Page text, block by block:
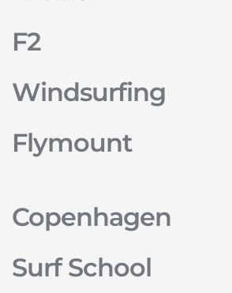
F2
Windsurfing
Flymount
Copenhagen
Surf School